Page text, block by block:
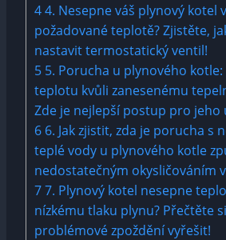
44. Nesepne váš plynový kotel
požadované teplotě? Zjistěte,
nastavit termostatický ventil!
5 5. Porucha u plynového
teplotu kvůli zanesenému
Zde je nejlepší postup pro jeho
6 6. Jak zjistit, zda je porucha s
teplé vody u plynového kotle
nedostatečným okysličováním
77. Plynový kotel nesepne
nízkému tlaku plynu? Přečtěte
problémové zpoždění vyřešit!